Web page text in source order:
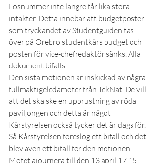
Lösnummer inte längre får lika stora
intäkter. Detta innebär att budgetposter
som tryckandet av Studentguiden tas
över på Örebro studentkårs budget och
posten för vice-chefredaktör sänks. Alla
dokument bifalls.
Den sista motionen är inskickad av några
fullmäktigeledamöter från TekNat. De vill
att det ska ske en upprustning av röda
paviljongen och detta är något
Kårstyrelsen också tycker det är dags för.
Så Kårstyrelsen föreslog ett bifall och det
blev även ett bifall för den motionen.
Mötet ajournera till den 13 april 17.15